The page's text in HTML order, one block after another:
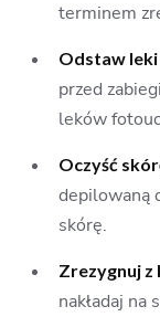
terminem
Odstaw leki
przed
leków
Oczyść
depilowaną
skórę.
Zrezygnuj
nakładaj na